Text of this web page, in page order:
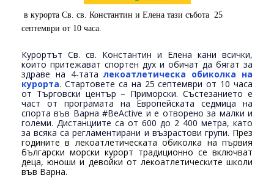
в курорта Св. св. Константин и Елена тази събота 25
септември от 10 часа.
Курортът Св. св. Константин и Елена кани всички,
които притежават спортен дух и обичат да бягат за
здраве на 4-таталекоатлетическа обиколка на
курорта. Стартовете са на 25 септември от 10 часа
от Търговски център – Приморски. Състезанието е
част от програмата на Европейската седмица на
спорта във Варна #BeActive и е отворено за малки и
големи. Дистанциите са от 600 до 2 400 метра, като
за всяка са регламентирани и възрастови групи. През
годините в лекоатлетическата обиколка на първия
български морски курорт традиционно се включват
деца, юноши и девойки от лекоатлетическите школи
във Варна.